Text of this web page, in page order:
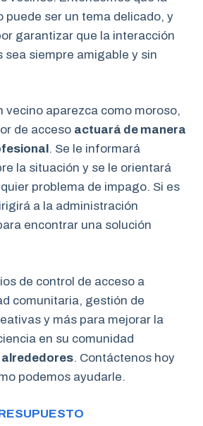
puede ser un tema delicado, y
garantizar que la interacción
sea siempre amigable y sin
vecino aparezca como moroso,
de acceso actuará de manera
. Se le informará
la situación y se le orientará
problema de impago. Si es
a la administración
encontrar una solución
de control de acceso a
comunitaria, gestión de
y más para mejorar la
en su comunidad
alrededores. Contáctenos hoy
podemos ayudarle.